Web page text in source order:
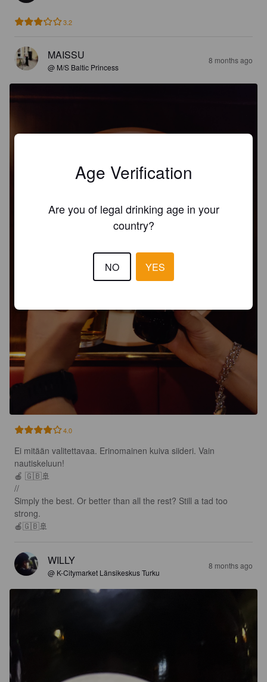
3.2
MAISSU
@ M/S Baltic Princess
8 months ago
4.0
Ei mitään valitettavaa. Erinomainen kuiva siideri. Vain
nautiskeluun!
🍎 🇬🇧🚢
//
Simply the best. Or better than all the rest? Still a tad too
strong.
🍎🇬🇧🚢
WILLY
@ K-Citymarket Länsikeskus Turku
8 months ago
Age Verification
Are you of legal drinking age in your
country?
NO YES